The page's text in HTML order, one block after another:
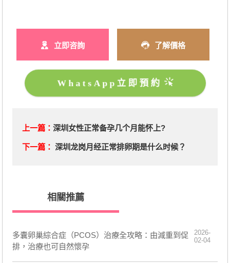
立即咨詢 了解價格
WhatsApp立即預約
上一篇： 深圳女性正常备孕几个月能怀上?
下一篇： 深圳龙岗月经正常排卵期是什么时候？
相關推薦
多囊卵巢綜合症（PCOS）治療全攻略：由減重到促
排，治療也可自然懷孕
2026-
02-04